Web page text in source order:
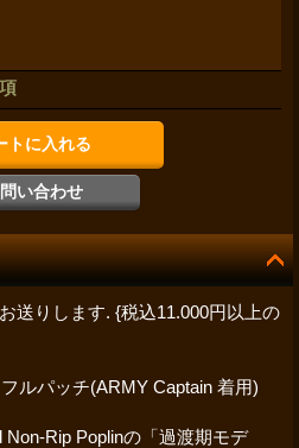
送りします. {税込11.000円以上の
ルパッチ(ARMY Captain 着用)
Rip Poplinの「過渡期モデ